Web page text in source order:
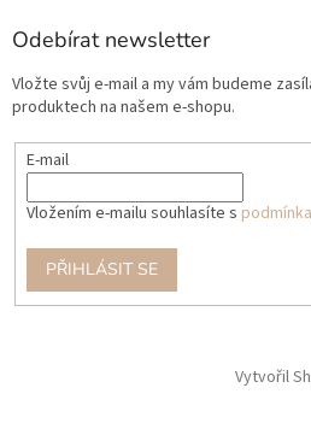
Odebírat newsletter
Vložte svůj e-mail a my vám budeme
produktech na našem e-shopu.
E-mail
Vložením e-mailu souhlasíte s
PŘIHLÁSIT SE
Vytvořil